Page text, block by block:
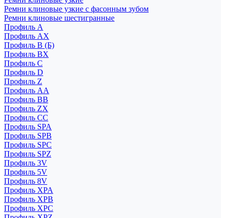
Ремни клиновые узкие с фасонным зубом
Ремни клиновые шестигранные
Профиль A
Профиль AX
Профиль B (Б)
Профиль BX
Профиль C
Профиль D
Профиль Z
Профиль АА
Профиль BB
Профиль ZX
Профиль CC
Профиль SPA
Профиль SPB
Профиль SPC
Профиль SPZ
Профиль 3V
Профиль 5V
Профиль 8V
Профиль XPA
Профиль XPB
Профиль XPC